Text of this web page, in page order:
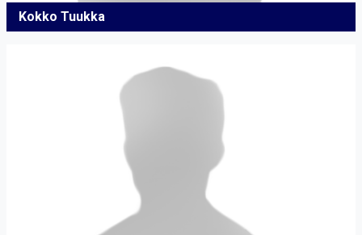
Kokko Tuukka